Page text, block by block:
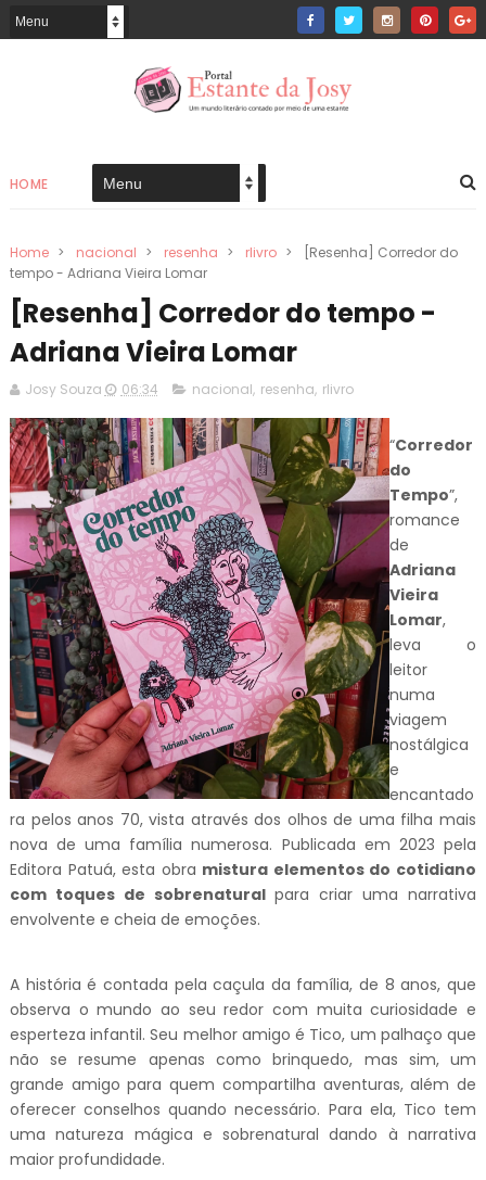
HOME
Home > nacional > resenha > rlivro >
[Resenha] Corredor do
tempo - Adriana Vieira Lomar
[Resenha] Corredor do tempo -
Adriana Vieira Lomar
Josy Souza 06:34 nacional, resenha, rlivro
“Corredor
do
Tempo”,
romance
de
Adriana
Vieira
Lomar,
leva o
leitor
numa
viagem
nostálgica
e
encantado
ra pelos anos 70, vista através dos olhos de uma filha mais
nova de uma família numerosa. Publicada em 2023 pela
Editora Patuá, esta obra mistura elementos do cotidiano
com toques de sobrenaturalpara criar uma narrativa
envolvente e cheia de emoções.
A história é contada pela caçula da família, de 8 anos, que
observa o mundo ao seu redor com muita curiosidade e
esperteza infantil. Seu melhor amigo é Tico, um palhaço que
não se resume apenas como brinquedo, mas sim, um
grande amigo para quem compartilha aventuras, além de
oferecer conselhos quando necessário. Para ela, Tico tem
uma natureza mágica e sobrenatural dando à narrativa
maior profundidade.